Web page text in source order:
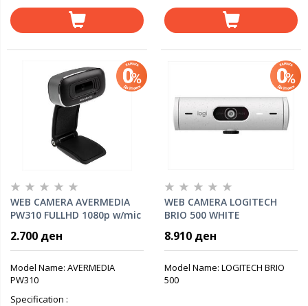
WEB CAMERA AVERMEDIA
PW310 FULLHD 1080p w/mic
2.700 ден
Model Name: AVERMEDIA
PW310
Specification :
WEB CAMERA LOGITECH
BRIO 500 WHITE
white, 960-001428
8.910 ден
Model Name: LOGITECH BRIO
500